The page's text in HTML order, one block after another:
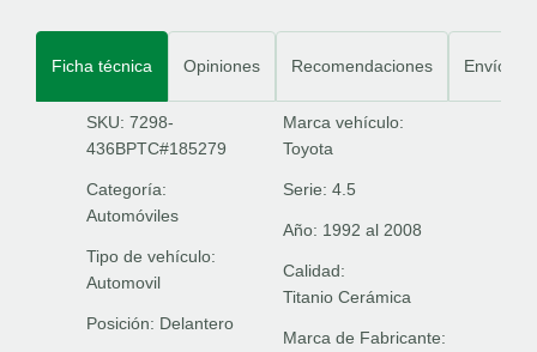
Ficha técnica Opiniones Recomendaciones Envíos
SKU: 7298-
436BPTC#185279
Categoría:
Automóviles
Tipo de vehículo:
Automovil
Posición: Delantero
Marca vehículo:
Toyota
Serie: 4.5
Año: 1992 al 2008
Calidad:
Titanio Cerámica
Marca de Fabricante: